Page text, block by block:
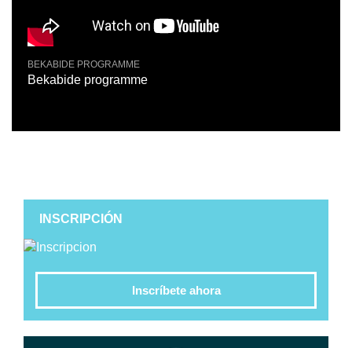
BEKABIDE PROGRAMME
Bekabide programme
INSCRIPCIÓN
Inscríbete ahora